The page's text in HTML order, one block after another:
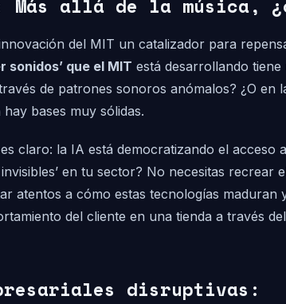
allá de la música,
del MIT un catalizador para
sonidos’ que el MIT está desarrollando
de patrones sonoros anómalos? ¿O
bases muy sólidas.
claro: la IA está democratizando el
en tu sector? No necesitas
atentos a cómo estas tecnologías
del cliente en una tienda a través
disruptivas: